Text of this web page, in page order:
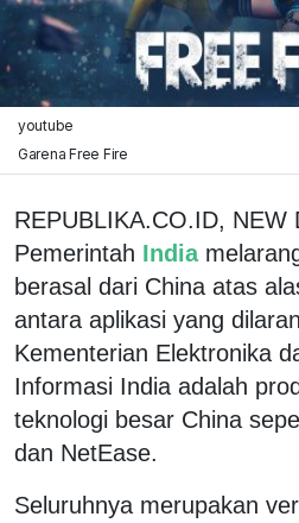
youtube
Garena Free Fire
REPUBLIKA.CO.ID,
Pemerintah India
berasal dari China atas
antara aplikasi yang
Kementerian Elektronika
Informasi India adalah
teknologi besar China
dan NetEase.
Seluruhnya merupakan